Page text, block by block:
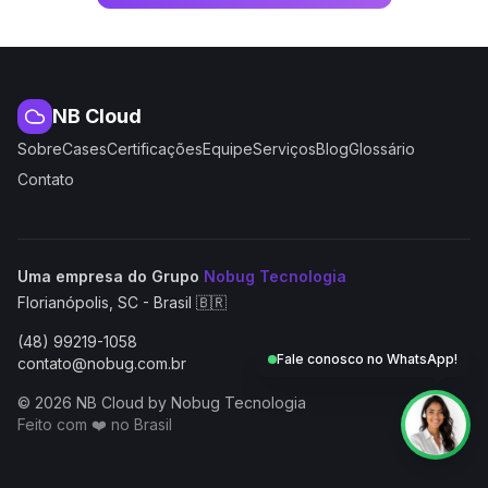
NB Cloud
SobreCasesCertificaçõesEquipeServiçosBlogGlossário
Contato
Uma empresa do Grupo Nobug Tecnologia
Florianópolis, SC - Brasil 🇧🇷
(48) 99219-1058
contato@nobug.com.br
© 2026 NB Cloud by Nobug Tecnologia
Feito com ❤️ no Brasil
NB Cloud by Nobug Tecnologia — Cloud computing,
Fale conosco no WhatsApp!